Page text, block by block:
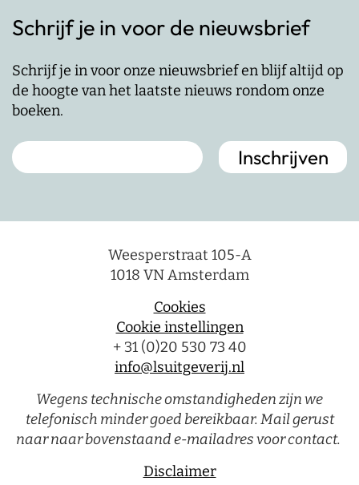
Schrijf je in voor de nieuwsbrief
Schrijf je in voor onze nieuwsbrief en blijf altijd op
de hoogte van het laatste nieuws rondom onze
boeken.
Weesperstraat 105-A
1018 VN Amsterdam
Cookies
Cookie instellingen
+ 31 (0)20 530 73 40
info@lsuitgeverij.nl
Wegens technische omstandigheden zijn we
telefonisch minder goed bereikbaar. Mail gerust
naar naar bovenstaand e-mailadres voor contact.
Disclaimer